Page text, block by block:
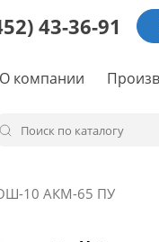
43-36-91
О компании
10 АКМ-65 ПУ